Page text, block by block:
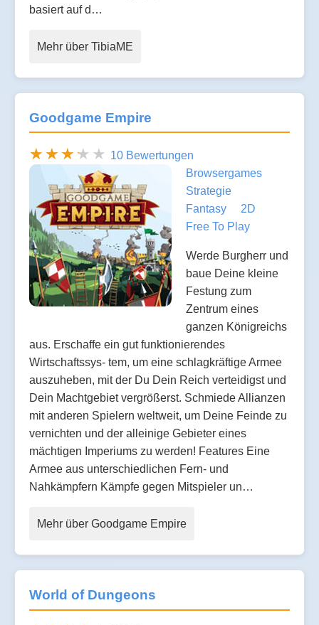
basiert auf d…
Mehr über TibiaME
Goodgame Empire
10 Bewertungen
Browsergames
Strategie
Fantasy
2D
Free To Play
Werde Burgherr und
baue Deine kleine
Festung zum
Zentrum eines
ganzen Königreichs
aus. Erschaffe ein gut funktionierendes
Wirtschaftssys- tem, um eine schlagkräftige Armee
auszuheben, mit der Du Dein Reich verteidigst und
Dein Machtgebiet vergrößerst. Schmiede Allianzen
mit anderen Spielern weltweit, um Deine Feinde zu
vernichten und der alleinige Gebieter eines
mächtigen Imperiums zu werden! Features Eine
Armee aus unterschiedlichen Fern- und
Nahkämpfern Kämpfe gegen Mitspieler un…
Mehr über Goodgame Empire
World of Dungeons